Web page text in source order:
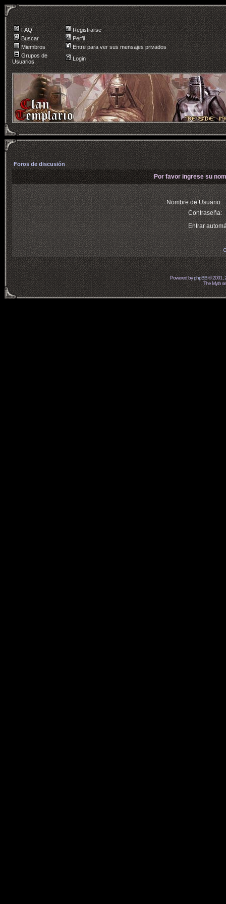
FAQ
Registrarse
Buscar
Perfil
Miembros
Entre para ver sus mensajes privados
Grupos de
Usuarios
Login
Foros de discusión
Por favor ingrese su
Nombre de Usuario:
Contraseña:
Entrar
Powered byphpBB© 2001,
The Myth